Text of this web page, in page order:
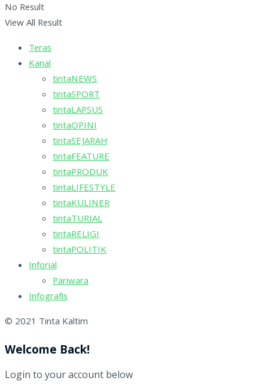
No Result
View All Result
Teras
Kanal
tintaNEWS
tintaSPORT
tintaLAPSUS
tintaOPINI
tintaSEJARAH
tintaFEATURE
tintaPRODUK
tintaLIFESTYLE
tintaKULINER
tintaTURIAL
tintaRELIGI
tintaPOLITIK
Inforial
Pariwara
Infografis
© 2021 Tinta Kaltim
Welcome Back!
Login to your account below